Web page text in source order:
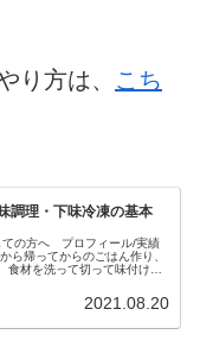
り方は、 こち
調理・下味冷凍の基本
ての方へ プロフィール/実績
ら帰ってからのごはん作り、
食材を洗って切って味付け
2021.08.20